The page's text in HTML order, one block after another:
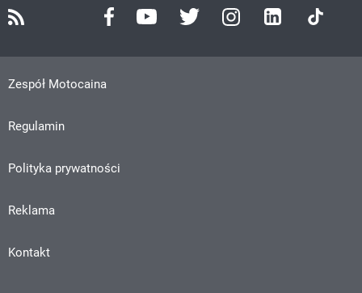
Zespół Motocaina
Regulamin
Polityka prywatności
Reklama
Kontakt